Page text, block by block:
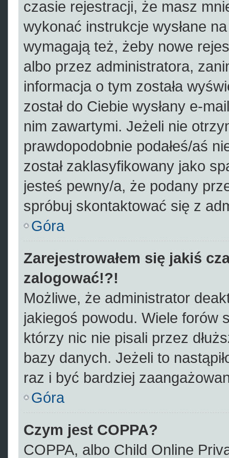
czasie rejestracji, że masz
wykonać instrukcje wysłane
wymagają też, żeby nowe
albo przez administratora,
informacja o tym została
został do Ciebie wysłany e-
nim zawartymi. Jeżeli nie
prawdopodobnie podałeś/aś
został zaklasyfikowany jako
jesteś pewny/a, że podany
spróbuj skontaktować się z
Góra
Zarejestrowałem się jakiś
zalogować!?!
Możliwe, że administrator
jakiegoś powodu. Wiele forów
którzy nic nie pisali przez
bazy danych. Jeżeli to
raz i być bardziej
Góra
Czym jest COPPA?
COPPA, albo Child Online